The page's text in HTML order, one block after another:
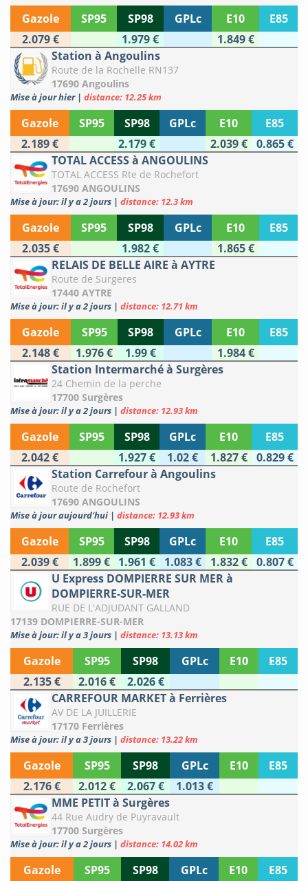
Gazole SP95 SP98 GPLc E10
E85
2.079 €
1.979 €
1.849 €
Station à Angoulins
Route de la Rochelle RN137
17690 Angoulins
Mise à jour hier | distance: 12.25 km
Gazole SP95 SP98 GPLc E10
E85
2.189 €
2.179 € 2.039 €
0.865 €
TOTAL ACCESS à ANGOULINS
TOTAL ACCESS Rte de Rochefort
17690 ANGOULINS
Mise à jour: il y a 2 jours | distance: 12.3 km
Gazole SP95 SP98 GPLc E10
E85
2.035 €
1.982 €
1.865 €
RELAIS DE BELLE AIRE à AYTRE
Route de Surgeres
17440 AYTRE
Mise à jour: il y a 2 jours | distance: 12.71 km
Gazole SP95 SP98 GPLc E10
E85
2.148 €
1.976 € 1.99 €
1.984 €
Station Intermarché à Surgères
24 Chemin de la perche
17700 Surgères
Mise à jour: il y a 2 jours | distance: 12.93 km
Gazole SP95 SP98 GPLc E10
E85
2.042 €
1.927 € 1.02 € 1.827 €
0.829 €
Station Carrefour à Angoulins
Route de Rochefort
17690 ANGOULINS
Mise à jour aujourd'hui | distance: 12.93 km
Gazole SP95 SP98 GPLc E10
E85
2.039 €
1.899 € 1.961 € 1.083 € 1.832 €
0.807 €
U Express DOMPIERRE SUR MER à
DOMPIERRE-SUR-MER
RUE DE L'ADJUDANT GALLAND
17139 DOMPIERRE-SUR-MER
Mise à jour: il y a 3 jours | distance: 13.13 km
Gazole SP95 SP98 GPLc E10
E85
2.135 €
2.016 €
2.026 €
CARREFOUR MARKET à Ferrières
AV DE LA JUILLERIE
17170 Ferrières
Mise à jour: il y a 3 jours | distance: 13.22 km
Gazole SP95 SP98 GPLc E10
E85
2.176 €
2.012 € 2.067 €
1.013 €
MME PETIT à Surgères
44 Rue Audry de Puyravault
17700 Surgères
Mise à jour: il y a 2 jours | distance: 14.02 km
Gazole SP95 SP98 GPLc E10
E85